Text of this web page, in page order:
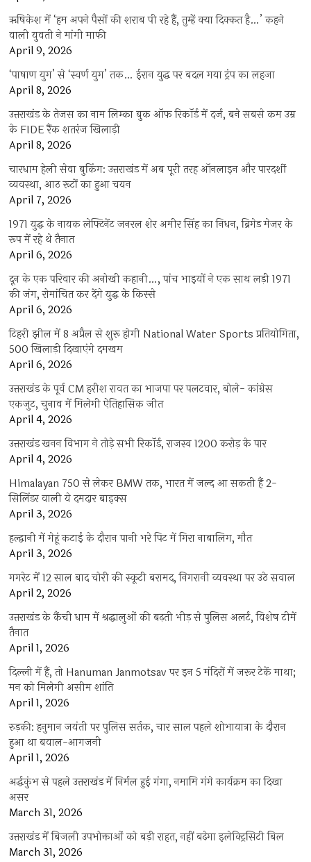
ऋषिकेश में ‘हम अपने पैसों की शराब पी रहे हैं, तुम्हें क्या दिक्कत है…’ कहने
वाली युवती ने मांगी माफी
April 9, 2026
‘पाषाण युग’ से ‘स्वर्ण युग’ तक… ईरान युद्ध पर बदल गया ट्रंप का लहजा
April 8, 2026
उत्तराखंड के तेजस का नाम लिम्का बुक ऑफ रिकॉर्ड में दर्ज, बने सबसे कम उम्र
के FIDE रैंक शतरंज खिलाड़ी
April 8, 2026
चारधाम हेली सेवा बुकिंग: उत्तराखंड में अब पूरी तरह ऑनलाइन और पारदर्शी
व्यवस्था, आठ रूटों का हुआ चयन
April 7, 2026
1971 युद्ध के नायक लेफ्टिनेंट जनरल शेर अमीर सिंह का निधन, ब्रिगेड मेजर के
रूप में रहे थे तैनात
April 6, 2026
दून के एक परिवार की अनोखी कहानी…, पांच भाइयों ने एक साथ लड़ी 1971
की जंग, रोमांचित कर देंगे युद्ध के किस्से
April 6, 2026
टिहरी झील में 8 अप्रैल से शुरू होगी National Water Sports प्रतियोगिता,
500 खिलाड़ी दिखाएंगे दमखम
April 6, 2026
उत्तराखंड के पूर्व CM हरीश रावत का भाजपा पर पलटवार, बोले- कांग्रेस
एकजुट, चुनाव में मिलेगी ऐतिहासिक जीत
April 4, 2026
उत्तराखंड खनन विभाग ने तोड़े सभी रिकॉर्ड, राजस्व 1200 करोड़ के पार
April 4, 2026
Himalayan 750 से लेकर BMW तक, भारत में जल्द आ सकती हैं 2-
सिलिंडर वाली ये दमदार बाइक्स
April 3, 2026
हल्द्वानी में गेहूं कटाई के दौरान पानी भरे पिट में गिरा नाबालिग, मौत
April 3, 2026
गगरेट में 12 साल बाद चोरी की स्कूटी बरामद, निगरानी व्यवस्था पर उठे सवाल
April 2, 2026
उत्तराखंड के कैंची धाम में श्रद्धालुओं की बढ़ती भीड़ से पुलिस अलर्ट, विशेष टीमें
तैनात
April 1, 2026
दिल्ली में हैं, तो Hanuman Janmotsav पर इन 5 मंदिरों में जरूर टेकें माथा;
मन को मिलेगी असीम शांति
April 1, 2026
रुड़की: हनुमान जयंती पर पुलिस सर्तक, चार साल पहले शोभायात्रा के दौरान
हुआ था बवाल-आगजनी
April 1, 2026
अर्द्धकुंभ से पहले उत्तराखंड में निर्मल हुई गंगा, नमामि गंगे कार्यक्रम का दिखा
असर
March 31, 2026
उत्तराखंड में बिजली उपभोक्ताओं को बड़ी राहत, नहीं बढ़ेगा इलेक्ट्रिसिटी बिल
March 31, 2026